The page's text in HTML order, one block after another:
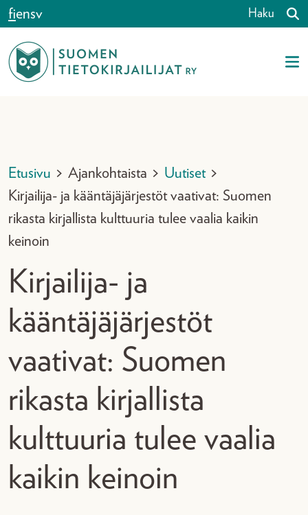
Siirry sisältöön
fiensv Haku
Etusivu > Ajankohtaista > Uutiset >
Kirjailija- ja kääntäjäjärjestöt vaativat: Suomen
rikasta kirjallista kulttuuria tulee vaalia kaikin
keinoin
Kirjailija- ja
kääntäjäjärjestöt
vaativat: Suomen
rikasta kirjallista
kulttuuria tulee vaalia
kaikin keinoin